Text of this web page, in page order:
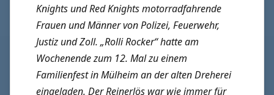
Knights und Red Knights motorradfahrende
Frauen und Männer von Polizei, Feuerwehr,
Justiz und Zoll. „Rolli Rocker“ hatte am
Wochenende zum 12. Mal zu einem
Familienfest in Mülheim an der alten Dreherei
eingeladen. Der Reinerlös war wie immer für